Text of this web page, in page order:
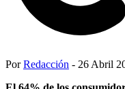
PorRedacción - 26 Abril